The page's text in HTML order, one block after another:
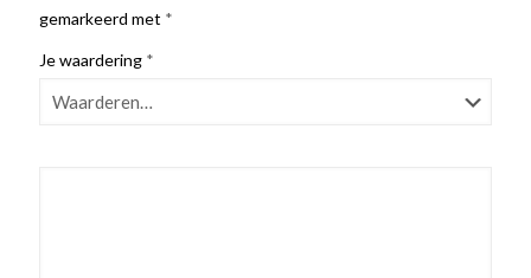
gemarkeerd met *
Je waardering *